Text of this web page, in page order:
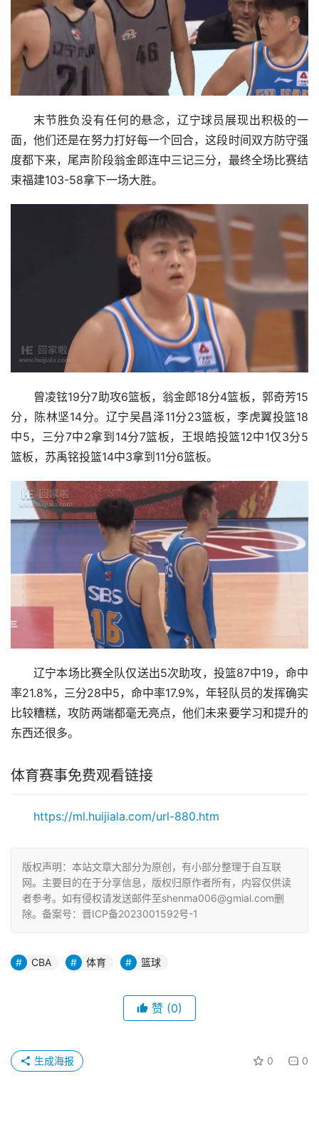
末节胜负没有任何的悬念，辽宁球员展现出积极的一
面，他们还是在努力打好每一个回合，这段时间双方防守强
度都下来，尾声阶段翁金郎连中三记三分，最终全场比赛结
束福建103-58拿下一场大胜。
曾凌铉19分7助攻6篮板，翁金郎18分4篮板，郭奇芳15
分，陈林坚14分。辽宁吴昌泽11分23篮板，李虎翼投篮18
中5，三分7中2拿到14分7篮板，王垠皓投篮12中1仅3分5
篮板，苏禹铭投篮14中3拿到11分6篮板。
辽宁本场比赛全队仅送出5次助攻，投篮87中19，命中
率21.8%，三分28中5，命中率17.9%，年轻队员的发挥确实
比较糟糕，攻防两端都毫无亮点，他们未来要学习和提升的
东西还很多。
体育赛事免费观看链接
https://ml.huijiala.com/url-880.htm
版权声明：本站文章大部分为原创，有小部分整理于自互联
网。主要目的在于分享信息，版权归原作者所有，内容仅供读
者参考。如有侵权请发送邮件至shenma006@gmial.com删
除。备案号：晋ICP备2023001592号-1
CBA 体育 篮球
赞 (0)
0 0
生成海报